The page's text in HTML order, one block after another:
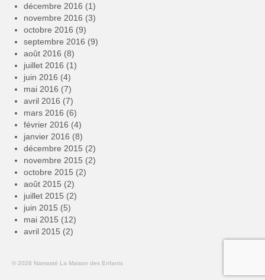
décembre 2016 (1)
novembre 2016 (3)
octobre 2016 (9)
septembre 2016 (9)
août 2016 (8)
juillet 2016 (1)
juin 2016 (4)
mai 2016 (7)
avril 2016 (7)
mars 2016 (6)
février 2016 (4)
janvier 2016 (8)
décembre 2015 (2)
novembre 2015 (2)
octobre 2015 (2)
août 2015 (2)
juillet 2015 (2)
juin 2015 (5)
mai 2015 (12)
avril 2015 (2)
© 2026 Namasté La Maison des Enfants